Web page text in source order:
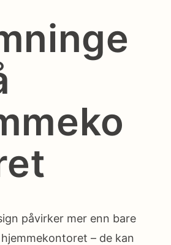
påvirker mer enn bare
– de kan